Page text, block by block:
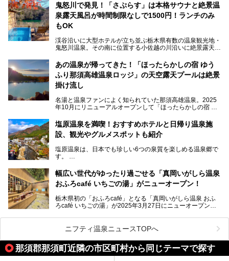
ここは首都圏から1泊で行きやすい鬼怒川温泉の渓流沿いに
建つホテルで、バイキングの他にも天然温泉の大浴場とサウ
ナ、フリーフローサービスのラウンジなど館内で楽しめるス
ポットがたくさんあり、3世代旅行やグループ旅行にもぴっ
たり。
そんな「大江戸温泉物語Premium 鬼怒川観光ホテル」の魅
力を詳しく紹介しちゃいます。
───
提供元：大江戸温泉物語ホテルズ＆リゾーツ株式会社【P
R】
この記事は大江戸温泉物語Premium 鬼怒川観光ホテルのPR
記事です。
鬼怒川で発見！「さぷらす」は本格サウナと絶景温
泉露天風呂が時間制限なしで1500円！ランチのみ
もOK
渓谷沿いに大型ホテルが立ち並ぶ栃木県有数の温泉観光地・
鬼怒川温泉。その南に位置する小佐越の川沿いに絶景露天風
こだわりのサウナ、掛け流しの水風呂、天然温泉の露天風
呂、食事処、休憩室など備えて、決して大規模施設ではあり
ませんが、鬼怒川温泉観光の行き帰りに、はたまたサウナで
一日リフレッシュするための目的地に！ぜひオススメしたい
スポットです。時間制限も無いので1人1,500円でひがな一
日サウナや温泉を楽しんでお昼も食べてごろごろできちゃい
ますよ。
あの温泉が帰ってきた！「ほったらかしの宿 ゆう
ふり那須高雄温泉ロッジ」の天空露天プールは絶景
掛け流し
名湯と温泉ファンによく知られていた那須高雄温泉。2025
年10月にリニューアルオープンして「ほったらかしの宿 ゆ
した。
那須湯本の温泉街から少し離れた静かな環境、一軒宿ゆえに
許される露天風呂からの絶景、日帰り入浴や素泊まりで気楽
た。
2名1室利用で1人あたり4,500円～と、思い立ったらすぐに
───
提供元：アイコニア・ホスピタリティ株式会社【PR】
この記事はほったらかしの宿 ゆうふり那須高雄温泉ロッジ
塩原温泉を満喫！おすすめホテルと日帰り温泉施
設、観光やグルメスポットも紹介
塩原温泉は、日本でも珍しい6つの泉質を楽しめる温泉郷で
す。
栃木県の北部にある箒川のほとりに11の温泉地が点在し、
古くから多くの人々から癒やしの場として愛されてきまし
た。
温泉に加えて、豊かな自然を感じられる観光スポットや、こ
こでしか味わえないご当地グルメなど、多彩な魅力がある北
この記事では、塩原温泉の概要や魅力とともに、おすすめの
宿泊施設と観光・グルメスポット、日帰り温泉を順に紹介し
ます。
幅広い世代がゆったり過ごせる「真岡いがしら温泉
おふろcafé いちごの湯」がニューオープン！
栃木県初の「おふろcafé」となる「真岡いがしら温泉 おふ
ろcafé いちごの湯」が2025年3月27日にニューオープンす
メインとなる天然温泉のお風呂をはじめ、リラックスエリア
やキッズエリア、カフェレストランなど、施設の隅々までチ
ェックしてきました！
ニフティ温泉ニュースTOPへ
那須郡那須町近隣の市区町村から同じテーマで探す